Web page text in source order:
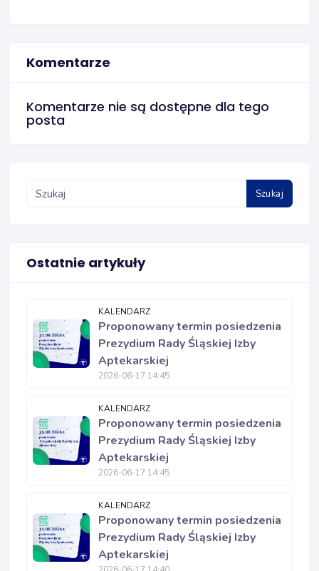
Komentarze
Komentarze nie są dostępne dla tego
posta
Szukaj
Ostatnie artykuły
KALENDARZ
Proponowany termin posiedzenia
Prezydium Rady Śląskiej Izby
Aptekarskiej
2026-06-17 14:45
KALENDARZ
Proponowany termin posiedzenia
Prezydium Rady Śląskiej Izby
Aptekarskiej
2026-06-17 14:45
KALENDARZ
Proponowany termin posiedzenia
Prezydium Rady Śląskiej Izby
Aptekarskiej